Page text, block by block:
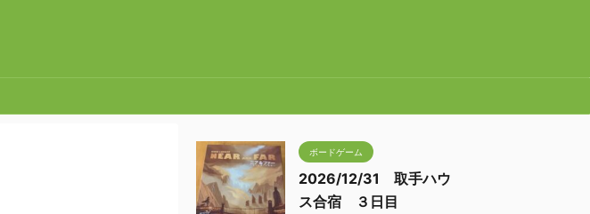
ボードゲーム
2026/12/31 取手ハウ
ス合宿 ３日目